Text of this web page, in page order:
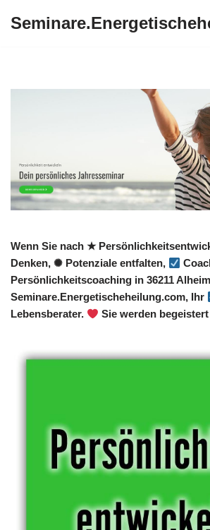
Wenn Sie nach ★
Denken, ✺ Potenziale entfalten,
Persönlichkeitscoaching in 36211
Seminare.Energetischeheilung.com, Ihr
Lebensberater.
Sie werden